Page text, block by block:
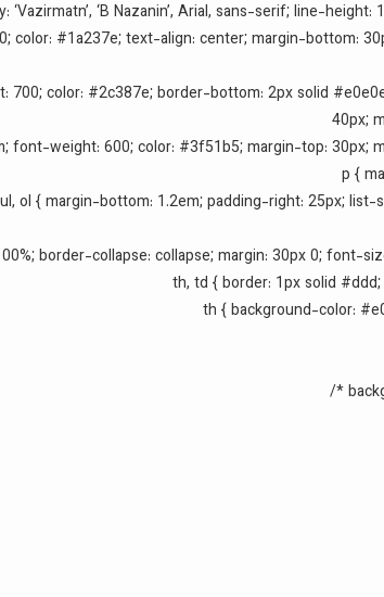
‘B Nazanin’, Arial, sans-serif; line-
#1a237e; text-align: center; margin-bottom:
color: #2c387e; border-bottom: 2px solid
40px;
font-weight: 600; color: #3f51b5; margin-top: 30px;
p {
ul, ol { margin-bottom: 1.2em; padding-right: 25px;
border-collapse: collapse; margin: 30px 0; font-
th, td { border: 1px solid
th { background-color: